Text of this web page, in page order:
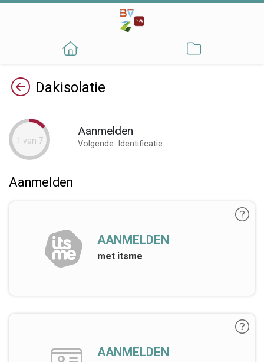
Terug Dakisolatie
1 van 7
Aanmelden
Volgende: Identificatie
Aanmelden
AANMELDEN
met itsme
AANMELDEN